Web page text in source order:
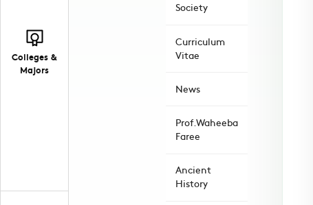
Colleges &
Majors
Society
Curriculum
Vitae
News
Prof.Waheeba
Faree
Ancient
History